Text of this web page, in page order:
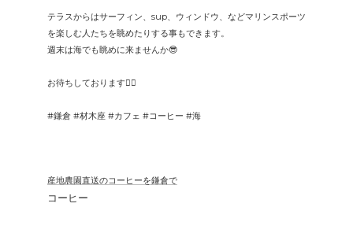
テラスからはサーフィン、sup、ウィンドウ、などマリンスポーツ
を楽しむ人たちを眺めたりする事もできます。
週末は海でも眺めに来ませんか😎
お待ちしております🙆‍♂️
#鎌倉 #材木座 #カフェ #コーヒー #海
産地農園直送のコーヒーを鎌倉で
コーヒー